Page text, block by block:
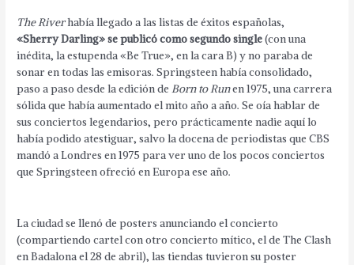
The Riverhabía llegado a las listas de éxitos españolas,
«Sherry Darling» se publicó como segundo single(con una
inédita, la estupenda «Be True», en la cara B) y no paraba de
sonar en todas las emisoras. Springsteen había consolidado,
paso a paso desde la edición deBorn to Runen 1975, una carrera
sólida que había aumentado el mito año a año. Se oía hablar de
sus conciertos legendarios, pero prácticamente nadie aquí lo
había podido atestiguar, salvo la docena de periodistas que CBS
mandó a Londres en 1975 para ver uno de los pocos conciertos
que Springsteen ofreció en Europa ese año.
La ciudad se llenó de posters anunciando el concierto
(compartiendo cartel con otro concierto mítico, el de The Clash
en Badalona el 28 de abril), las tiendas tuvieron su poster